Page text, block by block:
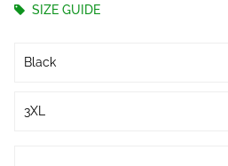
SIZE GUIDE
Black
3XL